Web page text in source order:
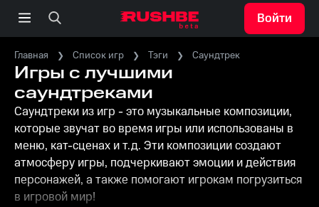
Войти
Главная Список игр Тэги Саундтрек
Игры с лучшими
саундтреками
Саундтреки из игр - это музыкальные композиции,
которые звучат во время игры или использованы в
меню, кат-сценах и т.д. Эти композиции создают
атмосферу игры, подчеркивают эмоции и действия
персонажей, а также помогают игрокам погрузиться
в игровой мир!